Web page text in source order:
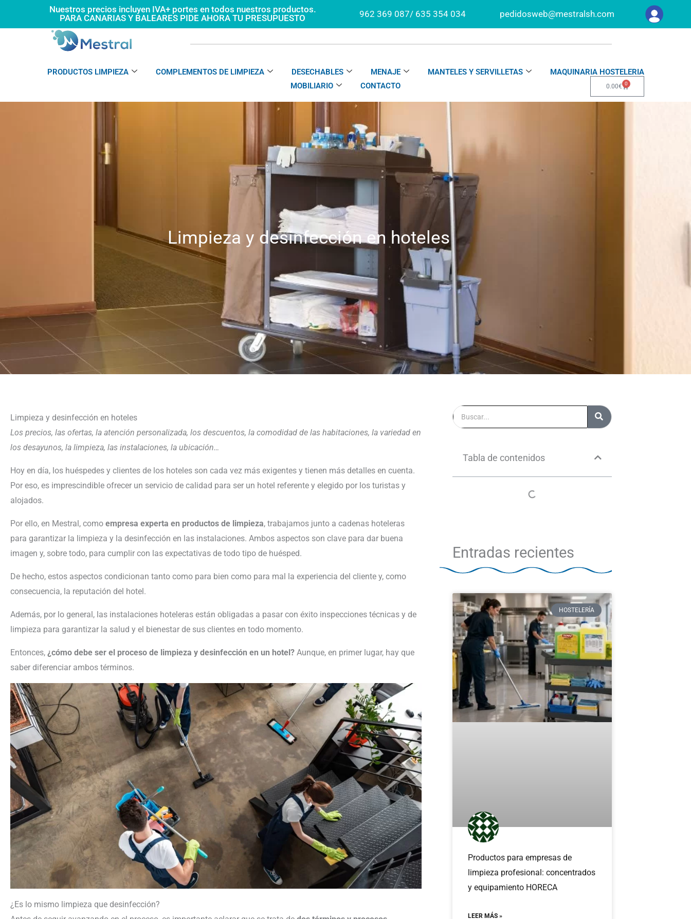
Nuestros precios incluyen IVA+ portes en todos nuestros productos.
PARA CANARIAS Y BALEARES PIDE AHORA TU PRESUPUESTO
962 369 087/ 635 354 034 pedidosweb@mestralsh.com
PRODUCTOS LIMPIEZA COMPLEMENTOS DE LIMPIEZA DESECHABLES MENAJE MANTELES Y SERVILLETAS
MAQUINARIA HOSTELERIA
MOBILIARIO
CONTACTO 0.00€ 0
Carrito
Limpieza y desinfección en hoteles
Limpieza y desinfección en hoteles
Los precios, las ofertas, la atención personalizada, los descuentos, la comodidad de las habitaciones, la variedad en
los desayunos, la limpieza, las instalaciones, la ubicación…
Hoy en día, los huéspedes y clientes de los hoteles son cada vez más exigentes y tienen más detalles en cuenta.
Por eso, es imprescindible ofrecer un servicio de calidad para ser un hotel referente y elegido por los turistas y
alojados.
Por ello, en Mestral, como empresa experta en productos de limpieza, trabajamos junto a cadenas hoteleras
para garantizar la limpieza y la desinfección en las instalaciones. Ambos aspectos son clave para dar buena
imagen y, sobre todo, para cumplir con las expectativas de todo tipo de huésped.
De hecho, estos aspectos condicionan tanto como para bien como para mal la experiencia del cliente y, como
consecuencia, la reputación del hotel.
Además, por lo general, las instalaciones hoteleras están obligadas a pasar con éxito inspecciones técnicas y de
limpieza para garantizar la salud y el bienestar de sus clientes en todo momento.
Entonces, ¿cómo debe ser el proceso de limpieza y desinfección en un hotel? Aunque, en primer lugar, hay que
saber diferenciar ambos términos.
¿Es lo mismo limpieza que desinfección?
Buscar
Tabla de contenidos
Entradas recientes
HOSTELERÍA
Productos para empresas de
limpieza profesional: concentrados
y equipamiento HORECA
LEER MÁS »